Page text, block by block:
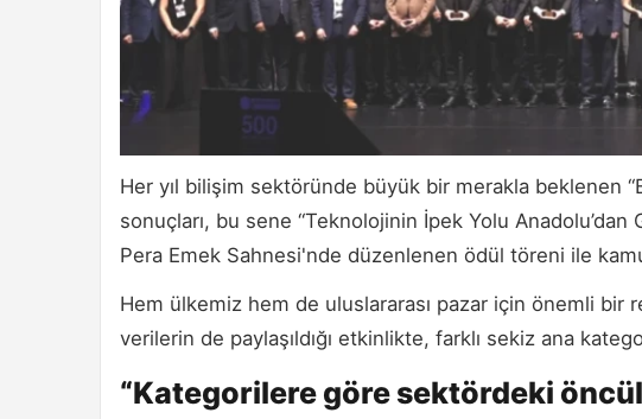
Her yıl bilişim sektöründe büyük bir merakla beklenen
sonuçları, bu sene “Teknolojinin İpek Yolu
Pera Emek Sahnesi'nde düzenlenen ödül töreni ile
Hem ülkemiz hem de uluslararası pazar için önemli bir
verilerin de paylaşıldığı etkinlikte, farklı sekiz ana
“Kategorilere göre sektördeki